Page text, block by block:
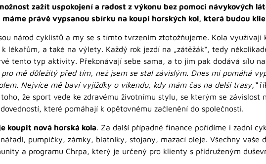
zažít uspokojení a radost z výkonu bez pomoci návykových
máme právě vypsanou sbírku na koupi horských kol, která budou
národ cyklistů a my se s tímto tvrzením ztotožňujeme. Kola
lékařům, a také na výlety. Každý rok jezdí na „zátěžák“, tedy
tento typ aktivity. Překonávají sebe sama, a to jim pak dodává sílu
pro mě důležitý před tím, než jsem se stal závislým. Dnes mi pomáhá
Nejvíce mě baví vyjížďky o víkendu, kdy mám čas na delší trasy,“
že sport vede ke zdravému životnímu stylu, se kterým se závislost
které pomáhají k opětovnému začlenění do společnosti.
koupit nová horská kola. Za další případné finance pořídíme i zadní
pumpičky, zámky, blatníky, stojany, mazací oleje. Všechny vaše
a programu Chrpa, který je určený pro klienty s přidruženým